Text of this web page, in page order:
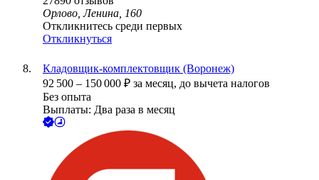
Орлово, Ленина, 160
Откликнитесь среди первых
Откликнуться
Кладовщик-комплектовщик (Воронеж)
92 500 – 150 000 ₽ за месяц, до вычета налогов
Без опыта
Выплаты: Два раза в месяц